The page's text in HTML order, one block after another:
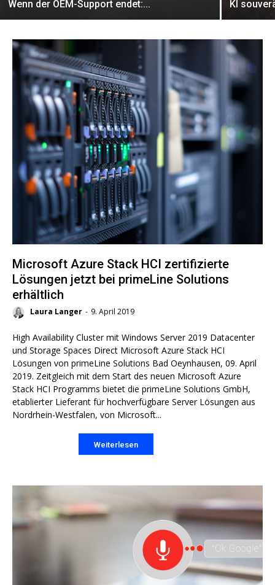
Wenn der OEM-Support endet:... KI
Microsoft Azure Stack HCI zertifizierte
Lösungen jetzt bei primeLine Solutions
erhältlich
Laura Langer - 9. April 2019
High Availability Cluster mit Windows Server 2019 Datacenter
und Storage Spaces Direct Microsoft Azure Stack HCI
Lösungen von primeLine Solutions Bad Oeynhausen, 09. April
2019. Zeitgleich mit dem Start des neuen Microsoft Azure
Stack HCI Programms bietet die primeLine Solutions GmbH,
etablierter Lieferant für hochverfügbare Server Lösungen aus
Nordrhein-Westfalen, von Microsoft...
Weiterlesen